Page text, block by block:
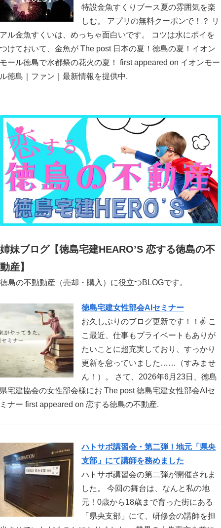
特設金魚すくりブース夏の雰囲気を楽
しむ。 アプリの無料クーポンで！？ リ
アル金魚すくいは、めっちゃ面白いです。 コツは水にポイを
つけておいて、金魚が The post 日本の夏！徳島の夏！イオン
モール徳島で水都祭の花火の夏！ first appeared on イオンモー
ル徳島｜ファン｜最新情報を提供中.
姉妹ブログ【徳島宅建HEARO’S 恋する徳島の不
動産】
徳島の不動動産（売却・購入）に役立つBLOGです。
徳島宅建女性部会AIセミナー
お久しぶりのブログ更新です！！✌ こ
こ最近、仕事もプライベートもありが
たいことに超充実しており、すっかり
更新を怠っていました……（すみませ
ん！）。 さて、2026年6月23日、徳島
県宅建協会の女性部会様にお The post 徳島宅建女性部会AIセ
ミナー first appeared on 恋する徳島の不動産.
ハトサポ講習会・第二弾！地元「県央
支部」にて講師を務めました
ハトサポ講習会の第二弾が開催されま
した。 今回の舞台は、なんと私の地
元！0歳から18歳まで育った街にある
「県央支部」にて、研修会の講師を担